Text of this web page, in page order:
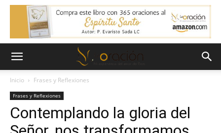
Inicio Frases y Reflexiones
Frases y Reflexiones
Contemplando la gloria del